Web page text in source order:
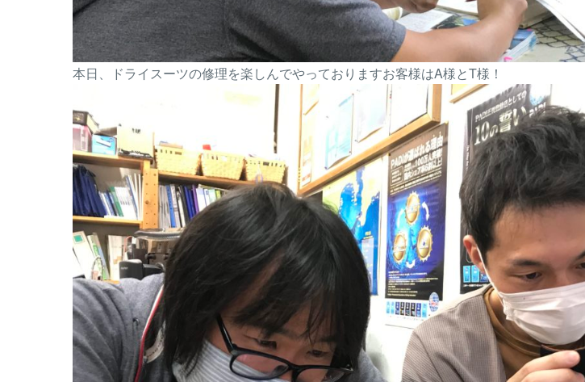
本日、ドライスーツの修理を楽しんでやっておりますお客様はA様とT様！